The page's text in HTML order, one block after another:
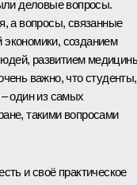
деловые вопросы.
а вопросы, связанные
созданием
развитием
важно, что студенты,
один из самых
такими вопросами
и своё практическое